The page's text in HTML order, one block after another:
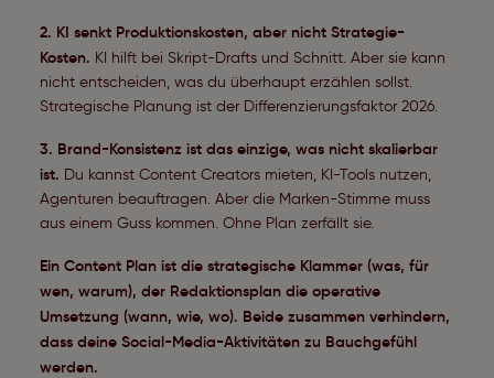
2. KI senkt Produktionskosten, aber nicht Strategie-
Kosten. KI hilft bei Skript-Drafts und Schnitt. Aber sie kann
nicht entscheiden, was du überhaupt erzählen sollst.
Strategische Planung ist der Differenzierungsfaktor 2026.
3. Brand-Konsistenz ist das einzige, was nicht skalierbar
ist. Du kannst Content Creators mieten, KI-Tools nutzen,
Agenturen beauftragen. Aber die Marken-Stimme muss
aus einem Guss kommen. Ohne Plan zerfällt sie.
Ein Content Plan ist die strategische Klammer (was, für
wen, warum), der Redaktionsplan die operative
Umsetzung (wann, wie, wo). Beide zusammen verhindern,
dass deine Social-Media-Aktivitäten zu Bauchgefühl
werden.